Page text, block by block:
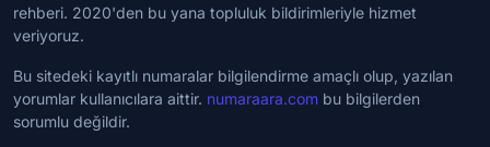
rehberi. 2020'den bu yana topluluk bildirimleriyle hizmet
veriyoruz.
Bu sitedeki kayıtlı numaralar bilgilendirme amaçlı olup, yazılan
yorumlar kullanıcılara aittir. numaraara.com bu bilgilerden
sorumlu değildir.